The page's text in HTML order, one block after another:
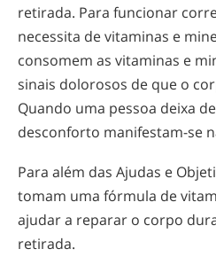
retirada. Para funcionar
necessita de vitaminas e
consomem as vitaminas e
sinais dolorosos de que o
Quando uma pessoa deixa
desconforto manifestam-se
Para além das Ajudas e
tomam uma fórmula de
ajudar a reparar o corpo
retirada.